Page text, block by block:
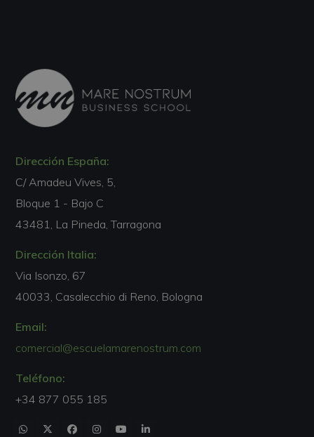
Dirección España:
C/ Amadeu Vives, 5,
Bloque 1 - Bajo C
43481, La Pineda, Tarragona
Dirección Italia:
Via Isonzo, 67
40033, Casalecchio di Reno, Bologna
Email:
comercial@escuelamarenostrum.com
Teléfono:
+34 877 055 185